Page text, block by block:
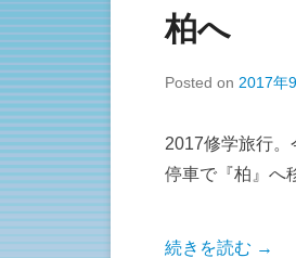
柏へ
Posted on 2017年
2017修学旅行
停車で『柏』へ
続きを読む →